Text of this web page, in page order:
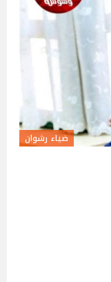
ضياء رشوان